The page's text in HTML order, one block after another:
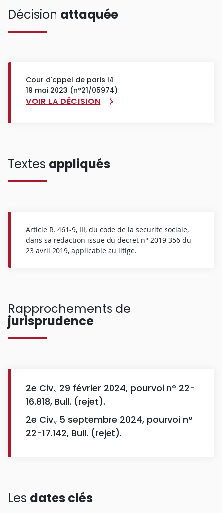
Décision attaquée
Cour d'appel de paris l4
19 mai 2023 (n°21/05974)
VOIR LA DÉCISION
Textes appliqués
Article R. 461-9, III, du code de la securite sociale,
dans sa redaction issue du decret n° 2019-356 du
23 avril 2019, applicable au litige.
Rapprochements de
jurisprudence
2e Civ., 29 février 2024, pourvoi n° 22-
16.818, Bull. (rejet).
2e Civ., 5 septembre 2024, pourvoi n°
22-17.142, Bull. (rejet).
Les dates clés